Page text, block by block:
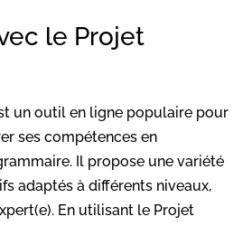
le Projet
un outil en ligne populaire pour
ses compétences en
Il propose une variété
adaptés à différents niveaux,
En utilisant le Projet